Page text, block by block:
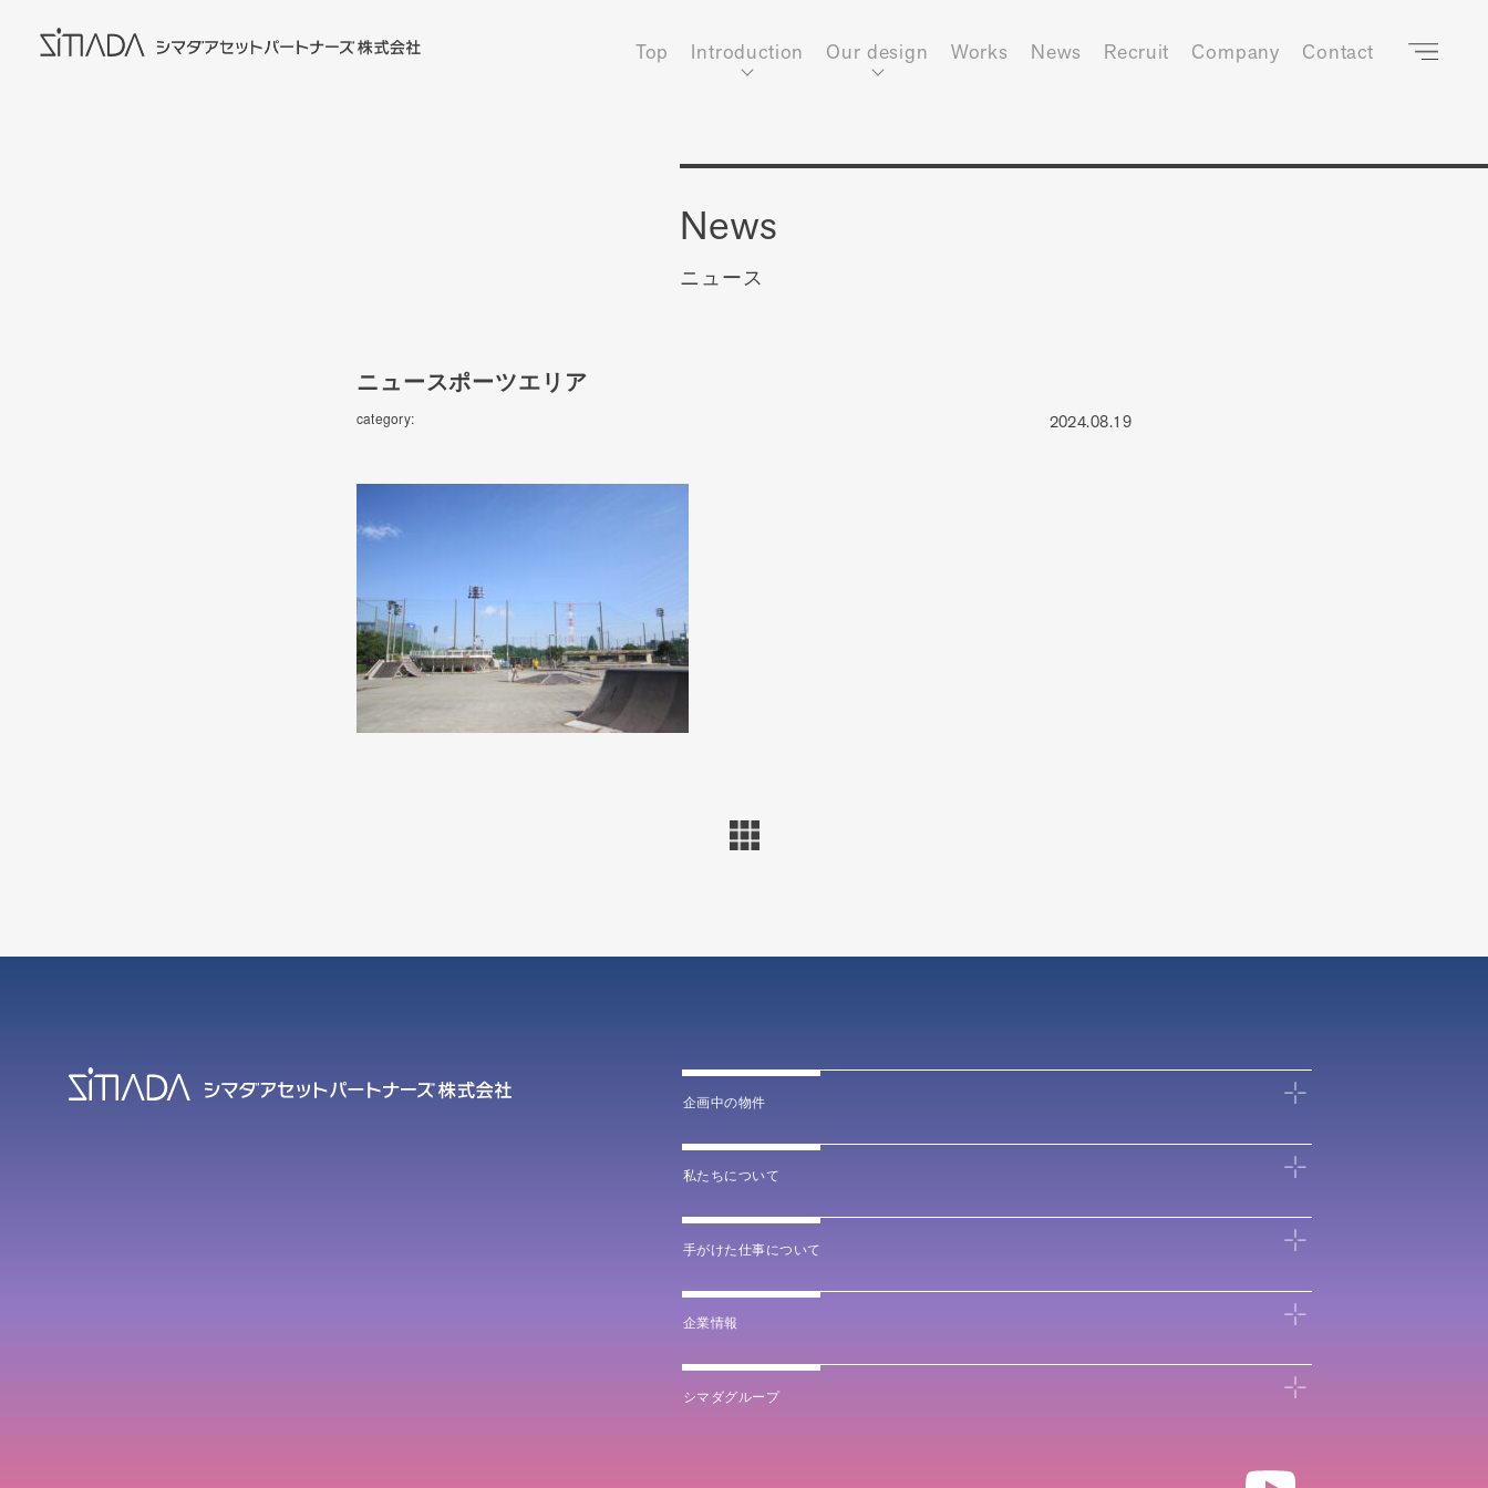
Top Introduction Our design Works News Recruit Company Contact
News
ニュース
ニュースポーツエリア
category: 2024.08.19
企画中の物件
私たちについて
手がけた仕事について
企業情報
シマダグループ